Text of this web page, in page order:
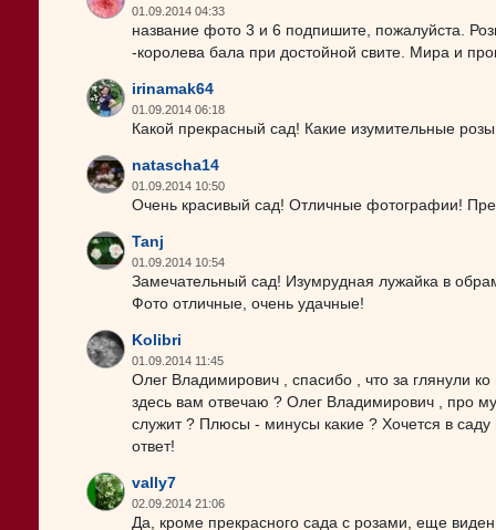
01.09.2014 04:33
название фото 3 и 6 подпишите, пожалуйста.
-королева бала при достойной свите. Мира и
irinamak64
01.09.2014 06:18
Какой прекрасный сад! Какие изумительные
natascha14
01.09.2014 10:50
Очень красивый сад! Отличные фотографии!
Tanj
01.09.2014 10:54
Замечательный сад! Изумрудная лужайка в
Фото отличные, очень удачные!
Kolibri
01.09.2014 11:45
Олег Владимирович , спасибо , что за глянули
здесь вам отвечаю ? Олег Владимирович , про
служит ? Плюсы - минусы какие ? Хочется в
ответ!
vally7
02.09.2014 21:06
Да, кроме прекрасного сада с розами, еще